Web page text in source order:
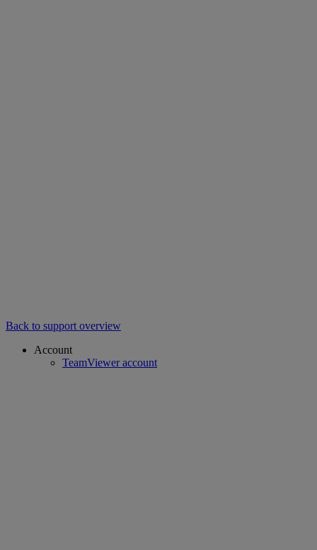
Back to support overview
Account
TeamViewer account